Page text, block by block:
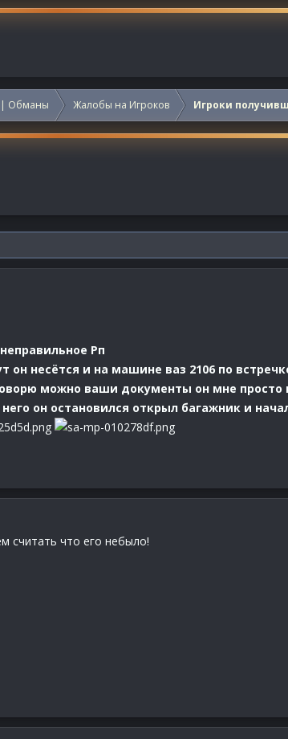
Обманы Жалобы на Игроков Игроки
Рп
он несётся и на машине ваз 2106 по
можно ваши документы он мне просто
он остановился открыл багажник и
считать что его небыло!